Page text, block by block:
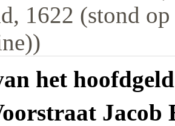
1622 (stond
het
Jacob